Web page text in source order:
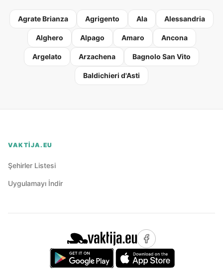
Agrate Brianza Agrigento Ala Alessandria
Alghero Alpago Amaro Ancona
Argelato Arzachena Bagnolo San Vito
Baldichieri d'Asti
VAKTIJA.EU
Şehirler Listesi
Uygulamayı İndir